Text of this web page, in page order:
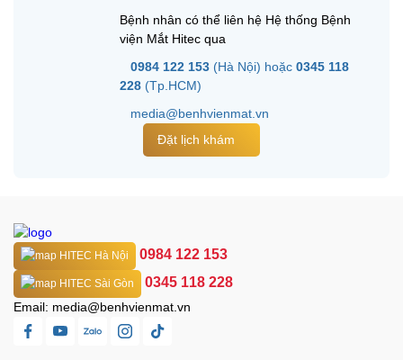
Bệnh nhân có thể liên hệ Hệ thống Bệnh
viện Mắt Hitec qua
0984 122 153 (Hà Nội) hoặc 0345 118
228 (Tp.HCM)
media@benhvienmat.vn
Đặt lịch khám
HITEC Hà Nội 0984 122 153
HITEC Sài Gòn 0345 118 228
Email: media@benhvienmat.vn